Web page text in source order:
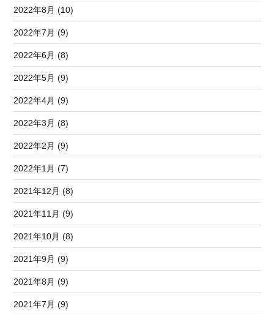
2022年8月 (10)
2022年7月 (9)
2022年6月 (8)
2022年5月 (9)
2022年4月 (9)
2022年3月 (8)
2022年2月 (9)
2022年1月 (7)
2021年12月 (8)
2021年11月 (9)
2021年10月 (8)
2021年9月 (9)
2021年8月 (9)
2021年7月 (9)